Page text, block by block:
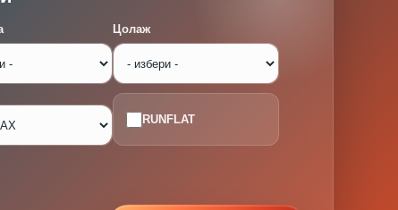
Цолаж
RUNFLAT